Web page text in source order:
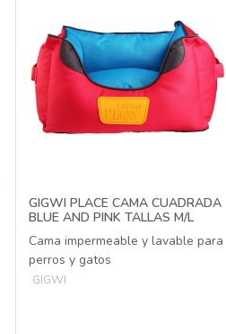
GIGWI PLACE CAMA CUADRADA
BLUE AND PINK TALLAS M/L
Cama impermeable y lavable para
perros y gatos
GIGWI